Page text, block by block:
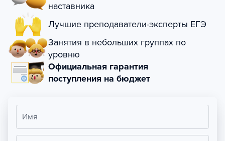
наставника
Лучшие преподаватели-эксперты ЕГЭ
Занятия в небольших группах по
уровню
Официальная гарантия
поступления на бюджет
Имя